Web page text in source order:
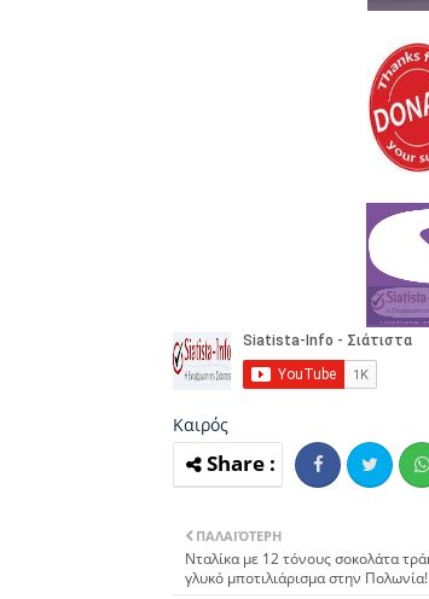
Καιρός
ΠΑΛΑΙΌΤΕΡΗ
Νταλίκα με 12 τόνους σοκολάτα
γλυκό μποτιλιάρισμα στην